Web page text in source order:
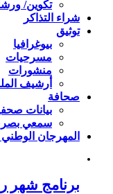
تكوين/
شراء التذاكر
توثيق
بيوغرافيا
مسرحيات
منشورات
أرشيف
صحافة
بيانات
سمعي
المهرجان
برنامج شهر